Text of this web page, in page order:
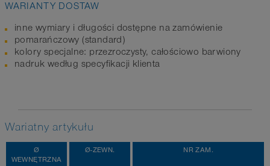
WARIANTY DOSTAW
inne wymiary i długości dostępne na zamówienie
pomarańczowy (standard)
kolory specjalne: przezroczysty, całościowo barwiony
nadruk według specyfikacji klienta
Wariatny artykułu
Ø
WEWNĘTRZNA
Ø-ZEWN. NR ZAM.